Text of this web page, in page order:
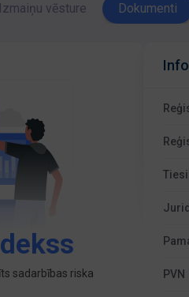
Izmaiņu vēsture Dokumenti
sadarbības riska
PVN